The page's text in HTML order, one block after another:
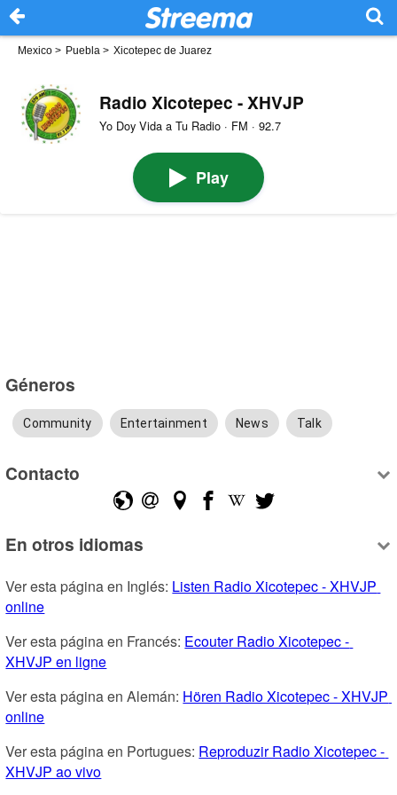
Mexico > Puebla > Xicotepec de Juarez
Radio Xicotepec - XHVJP
Yo Doy Vida a Tu Radio · FM · 92.7
Play
Géneros
Community Entertainment News Talk
Contacto
En otros idiomas
Ver esta página en Inglés: Listen Radio Xicotepec - XHVJP
online
Ver esta página en Francés: Ecouter Radio Xicotepec -
XHVJP en ligne
Ver esta página en Alemán: Hören Radio Xicotepec - XHVJP
online
Ver esta página en Portugues: Reproduzir Radio Xicotepec -
XHVJP ao vivo